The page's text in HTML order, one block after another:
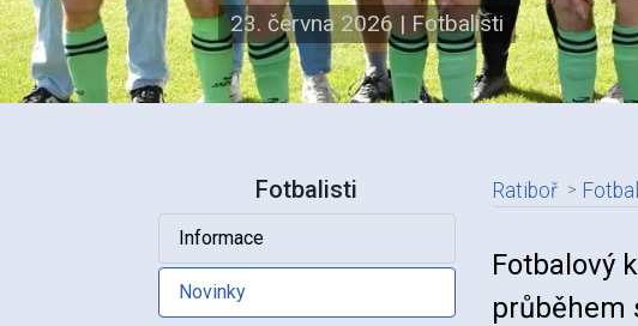
23. června 2026 | Fotbalisti
Fotbalisti
Informace
Novinky
Ratiboř
Fotbalový
průběhem